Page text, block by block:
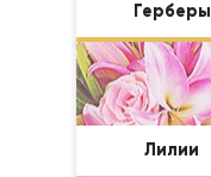
Герберы
Лилии